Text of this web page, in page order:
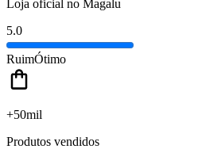
Loja oficial no Magalu
5.0
RuimÓtimo
+50mil
Produtos vendidos